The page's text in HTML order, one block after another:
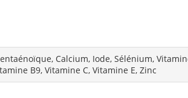
Calcium, Iode, Sélénium,
B9, Vitamine C, Vitamine E, Zinc